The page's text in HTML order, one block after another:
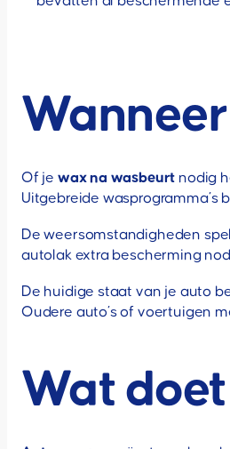
Of je wax na wasbeurt nodig
Uitgebreide
De weersomstandigheden
autolak extra bescherming
De huidige staat van je auto
Oudere auto’s of voertuigen
Wat